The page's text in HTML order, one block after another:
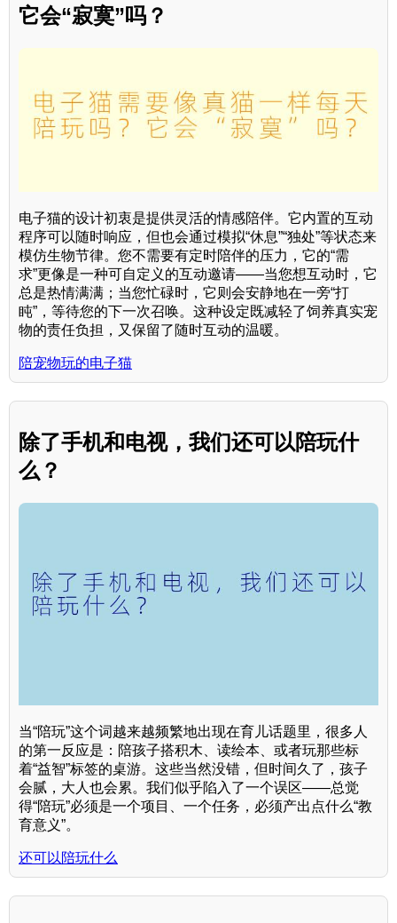
它会“寂寞”吗？
电子猫的设计初衷是提供灵活的情感陪伴。它内置的互动
程序可以随时响应，但也会通过模拟“休息”“独处”等状态来
模仿生物节律。您不需要有定时陪伴的压力，它的“需
求”更像是一种可自定义的互动邀请——当您想互动时，它
总是热情满满；当您忙碌时，它则会安静地在一旁“打
盹”，等待您的下一次召唤。这种设定既减轻了饲养真实宠
物的责任负担，又保留了随时互动的温暖。
陪宠物玩的电子猫
除了手机和电视，我们还可以陪玩什
么？
当“陪玩”这个词越来越频繁地出现在育儿话题里，很多人
的第一反应是：陪孩子搭积木、读绘本、或者玩那些标
着“益智”标签的桌游。这些当然没错，但时间久了，孩子
会腻，大人也会累。我们似乎陷入了一个误区——总觉
得“陪玩”必须是一个项目、一个任务，必须产出点什么“教
育意义”。
还可以陪玩什么